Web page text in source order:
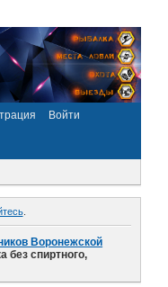
Войти
.
Воронежской
без спиртного,